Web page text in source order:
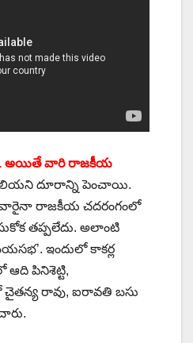
అయితే వారి రాజకీయ
దూరాన్ని పెంచాయి.
వారైనా రాజకీయ చదరంగంలో
తప్పలేదు. అలాంటి
ఇందులో కాకర్ల
ఆది పినిశెట్టి,
చైతన్య రావు, ఐరావతి బసు